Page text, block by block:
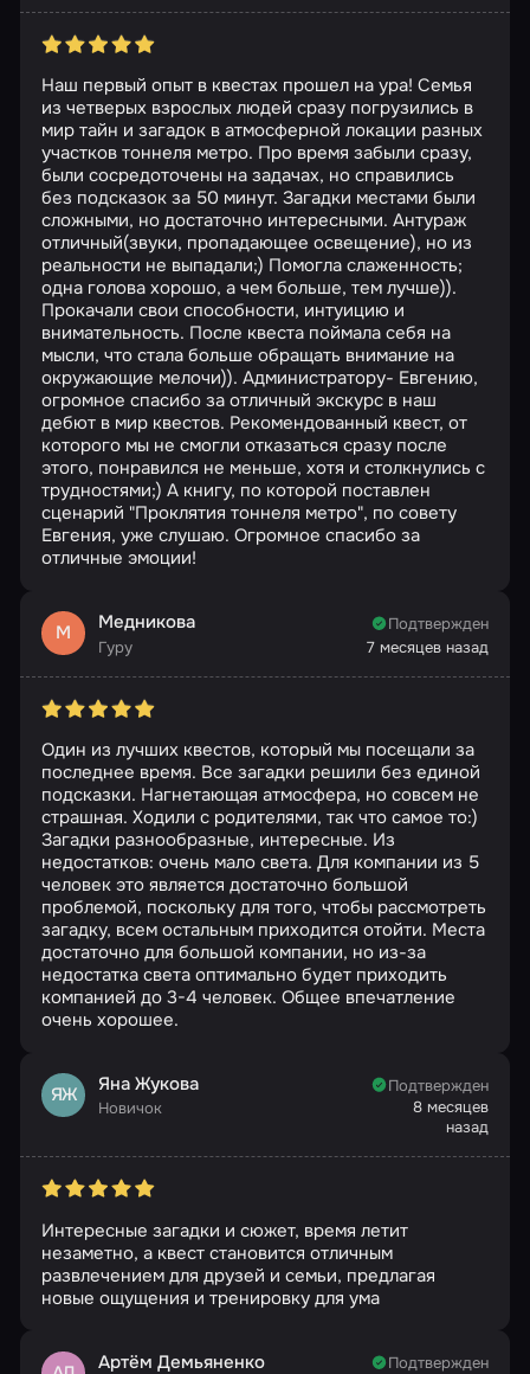
Наш первый опыт в квестах прошел на ура! Семья
из четверых взрослых людей сразу погрузились в
мир тайн и загадок в атмосферной локации разных
участков тоннеля метро. Про время забыли сразу,
были сосредоточены на задачах, но справились
без подсказок за 50 минут. Загадки местами были
сложными, но достаточно интересными. Антураж
отличный(звуки, пропадающее освещение), но из
реальности не выпадали;) Помогла слаженность;
одна голова хорошо, а чем больше, тем лучше)).
Прокачали свои способности, интуицию и
внимательность. После квеста поймала себя на
мысли, что стала больше обращать внимание на
окружающие мелочи)). Администратору- Евгению,
огромное спасибо за отличный экскурс в наш
дебют в мир квестов. Рекомендованный квест, от
которого мы не смогли отказаться сразу после
этого, понравился не меньше, хотя и столкнулись с
трудностями;) А книгу, по которой поставлен
сценарий "Проклятия тоннеля метро", по совету
Евгения, уже слушаю. Огромное спасибо за
отличные эмоции!
М Медникова
Гуру
Подтвержден
7 месяцев назад
Один из лучших квестов, который мы посещали за
последнее время. Все загадки решили без единой
подсказки. Нагнетающая атмосфера, но совсем не
страшная. Ходили с родителями, так что самое то:)
Загадки разнообразные, интересные. Из
недостатков: очень мало света. Для компании из 5
человек это является достаточно большой
проблемой, поскольку для того, чтобы рассмотреть
загадку, всем остальным приходится отойти. Места
достаточно для большой компании, но из-за
недостатка света оптимально будет приходить
компанией до 3-4 человек. Общее впечатление
очень хорошее.
ЯЖ Яна Жукова
Новичок
Подтвержден
8 месяцев
назад
Интересные загадки и сюжет, время летит
незаметно, а квест становится отличным
развлечением для друзей и семьи, предлагая
новые ощущения и тренировку для ума
Артём Демьяненко Подтвержден